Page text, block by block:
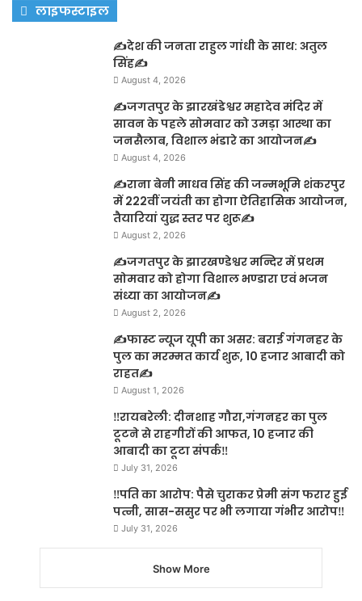
लाइफस्टाइल
✍️देश की जनता राहुल गांधी के साथ: अतुल
सिंह✍️
August 4, 2026
✍️जगतपुर के झारखंडेश्वर महादेव मंदिर में
सावन के पहले सोमवार को उमड़ा आस्था का
जनसैलाब, विशाल भंडारे का आयोजन✍️
August 4, 2026
✍️राना बेनी माधव सिंह की जन्मभूमि शंकरपुर
में 222वीं जयंती का होगा ऐतिहासिक आयोजन,
तैयारियां युद्ध स्तर पर शुरू✍️
August 2, 2026
✍️जगतपुर के झारखण्डेश्वर मन्दिर में प्रथम
सोमवार को होगा विशाल भण्डारा एवं भजन
संध्या का आयोजन✍️
August 2, 2026
✍️फास्ट न्यूज यूपी का असर: बराई गंगनहर के
पुल का मरम्मत कार्य शुरू, 10 हजार आबादी को
राहत✍️
August 1, 2026
‼️रायबरेली: दीनशाह गौरा,गंगनहर का पुल
टूटने से राहगीरों की आफत, 10 हजार की
आबादी का टूटा संपर्क‼️
July 31, 2026
‼️पति का आरोप: पैसे चुराकर प्रेमी संग फरार हुई
पत्नी, सास-ससुर पर भी लगाया गंभीर आरोप‼️
July 31, 2026
Show More